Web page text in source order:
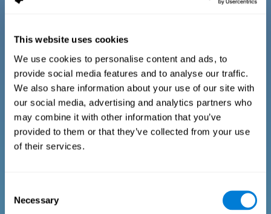
This website uses cookies
We use cookies to personalise content and ads, to
provide social media features and to analyse our traffic.
We also share information about your use of our site with
our social media, advertising and analytics partners who
may combine it with other information that you’ve
provided to them or that they’ve collected from your use
of their services.
Selection
Necessary
avaliação. O questionário inclui perguntas sobre os seguintes
relacionamentos saudáveis ​​e ricos com as pessoas no nosso
adaptadas para o quotidiano de crianças e adolescentes dessa
Questionário para adultos e idosos
sinais relacionados ao bem-estar físico ou relações sociais
(frustrações ou mal-entendidos sociais devido à falta de
percepção, etc.). As questões pertencentes a cada domínio são